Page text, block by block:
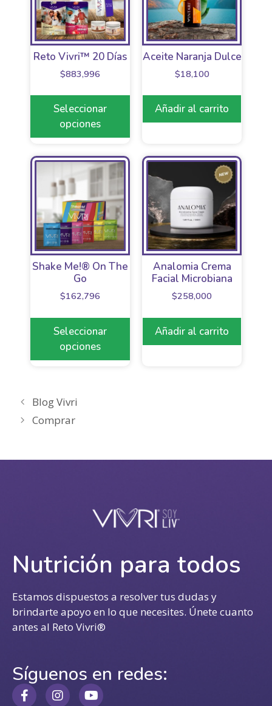
Reto Vivri™ 20 Días
$883,996
Seleccionar
opciones
Aceite Naranja Dulce
$18,100
Añadir al carrito
Shake Me!® On The
Go
$162,796
Seleccionar
opciones
Analomia Crema
Facial Microbiana
$258,000
Añadir al carrito
Blog Vivri
Comprar
Nutrición para todos
Estamos dispuestos a resolver tus dudas y
brindarte apoyo en lo que necesites. Únete cuanto
antes al Reto Vivri®
Síguenos en redes: